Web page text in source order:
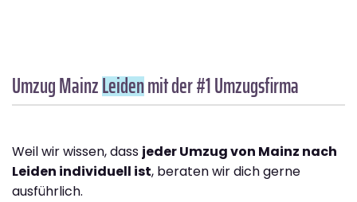
Umzug MainzLeidenmit der #1 Umzugsfirma
Weil wir wissen, dass jeder Umzug von Mainz nach
Leiden individuell ist, beraten wir dich gerne
ausführlich.